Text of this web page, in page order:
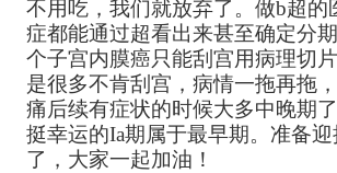
不用吃，我们就放弃了。做b超的
症都能通过超看出来甚至确定分
个子宫内膜癌只能刮宫用病理切
是很多不肯刮宫，病情一拖再拖
痛后续有症状的时候大多中晚期
挺幸运的Ia期属于最早期。准备
了，大家一起加油！